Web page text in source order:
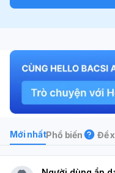
Mới nhấtPhổ biến Đề